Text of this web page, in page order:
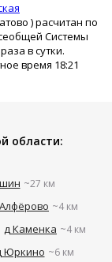
) расчитан по
Системы
в сутки.
время 18:21
области:
~27 км
~4 км
д Каменка ~4 км
Юркино ~6 км